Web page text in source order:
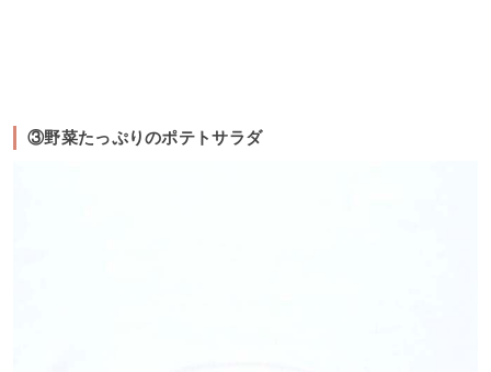
③野菜たっぷりのポテトサラダ